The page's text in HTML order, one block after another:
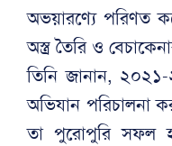
অভয়ারণ্যে পরিণত
অস্ত্র তৈরি ও
তিনি জানান,
অভিযান পরিচালনা
তা পুরোপুরি সফল